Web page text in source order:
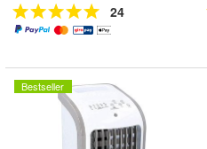
24
Bestseller